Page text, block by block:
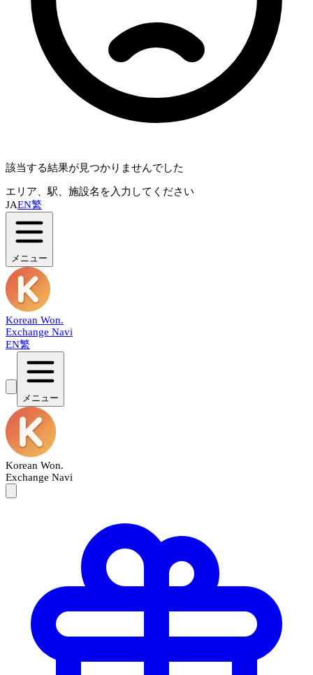
該当する結果が見つかりませんでした
エリア、駅、施設名を入力してください
JAEN繁
メニュー
Korean Won.
Exchange Navi
EN繁
メニュー
Korean Won.
Exchange Navi